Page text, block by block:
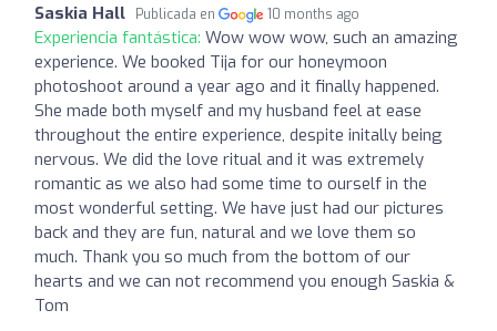
Saskia Hall Publicada en 10 months ago
Experiencia fantástica: Wow wow wow, such an amazing
experience. We booked Tija for our honeymoon
photoshoot around a year ago and it finally happened.
She made both myself and my husband feel at ease
throughout the entire experience, despite initally being
nervous. We did the love ritual and it was extremely
romantic as we also had some time to ourself in the
most wonderful setting. We have just had our pictures
back and they are fun, natural and we love them so
much. Thank you so much from the bottom of our
hearts and we can not recommend you enough Saskia &
Tom